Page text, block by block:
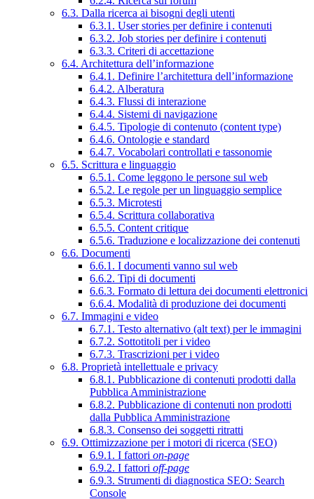
6.3. Dalla ricerca ai bisogni degli utenti
6.3.1. User stories per definire i contenuti
6.3.2. Job stories per definire i contenuti
6.3.3. Criteri di accettazione
6.4. Architettura dell’informazione
6.4.1. Definire l’architettura dell’informazione
6.4.2. Alberatura
6.4.3. Flussi di interazione
6.4.4. Sistemi di navigazione
6.4.5. Tipologie di contenuto (content type)
6.4.6. Ontologie e standard
6.4.7. Vocabolari controllati e tassonomie
6.5. Scrittura e linguaggio
6.5.1. Come leggono le persone sul web
6.5.2. Le regole per un linguaggio semplice
6.5.3. Microtesti
6.5.4. Scrittura collaborativa
6.5.5. Content critique
6.5.6. Traduzione e localizzazione dei contenuti
6.6. Documenti
6.6.1. I documenti vanno sul web
6.6.2. Tipi di documenti
6.6.3. Formato di lettura dei documenti elettronici
6.6.4. Modalità di produzione dei documenti
6.7. Immagini e video
6.7.1. Testo alternativo (alt text) per le immagini
6.7.2. Sottotitoli per i video
6.7.3. Trascrizioni per i video
6.8. Proprietà intellettuale e privacy
6.8.1. Pubblicazione di contenuti prodotti dalla
Pubblica Amministrazione
6.8.2. Pubblicazione di contenuti non prodotti
dalla Pubblica Amministrazione
6.8.3. Consenso dei soggetti ritratti
6.9. Ottimizzazione per i motori di ricerca (SEO)
6.9.1. I fattori on-page
6.9.2. I fattori off-page
6.9.3. Strumenti di diagnostica SEO: Search
Console